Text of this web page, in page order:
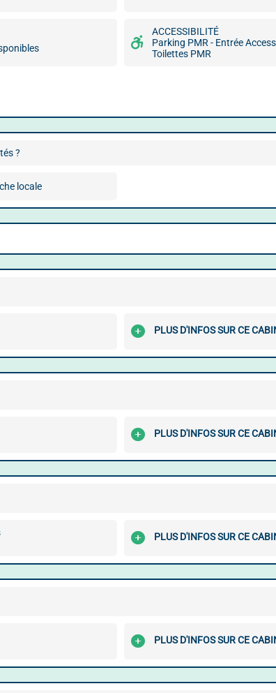
ACCESSIBILITÉ
Parking PMR - Entrée
Toilettes PMR
?
locale
PLUS D'INFOS SUR CE
PLUS D'INFOS SUR CE
PLUS D'INFOS SUR CE
PLUS D'INFOS SUR CE